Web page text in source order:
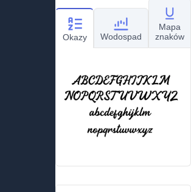
Okazy Wodospad
Mapa
znaków